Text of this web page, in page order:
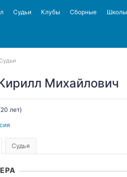
Судьи Клубы Сборные Школы
Михайлович
лет)
Судья